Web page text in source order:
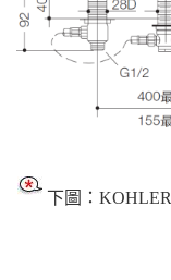
下圖：